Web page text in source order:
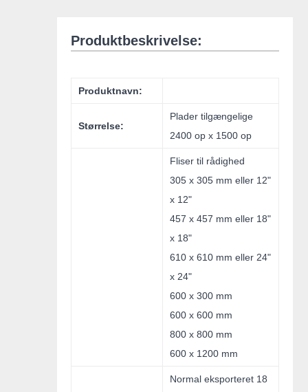
Produktbeskrivelse:
Produktnavn:
Størrelse:
Plader tilgængelige
2400 op x 1500 op
Fliser til rådighed
305 x 305 mm eller 12"
x 12"
457 x 457 mm eller 18"
x 18"
610 x 610 mm eller 24"
x 24"
600 x 300 mm
600 x 600 mm
800 x 800 mm
600 x 1200 mm
Normal eksporteret 18